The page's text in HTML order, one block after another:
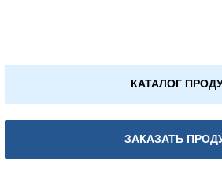
КАТАЛОГ
ЗАКАЗАТЬ